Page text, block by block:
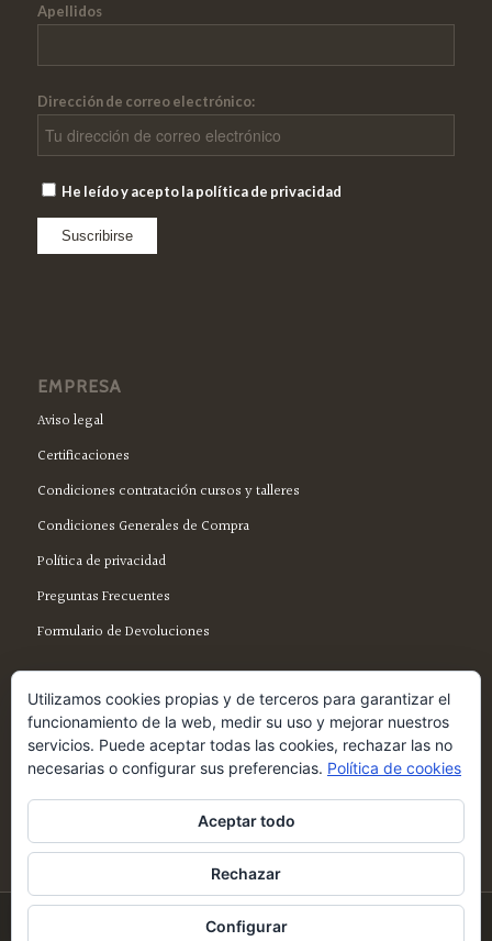
Apellidos
Dirección de correo electrónico:
He leído y acepto la política de privacidad
EMPRESA
Aviso legal
Certificaciones
Condiciones contratación cursos y talleres
Condiciones Generales de Compra
Política de privacidad
Preguntas Frecuentes
Formulario de Devoluciones
SÍGUENOS EN FACEBOOK
© Copyright - Ecotienda Cibeles
Utilizamos cookies propias y de terceros para garantizar el
funcionamiento de la web, medir su uso y mejorar nuestros
servicios. Puede aceptar todas las cookies, rechazar las no
necesarias o configurar sus preferencias. Política de cookies
Aceptar todo
Rechazar
Configurar